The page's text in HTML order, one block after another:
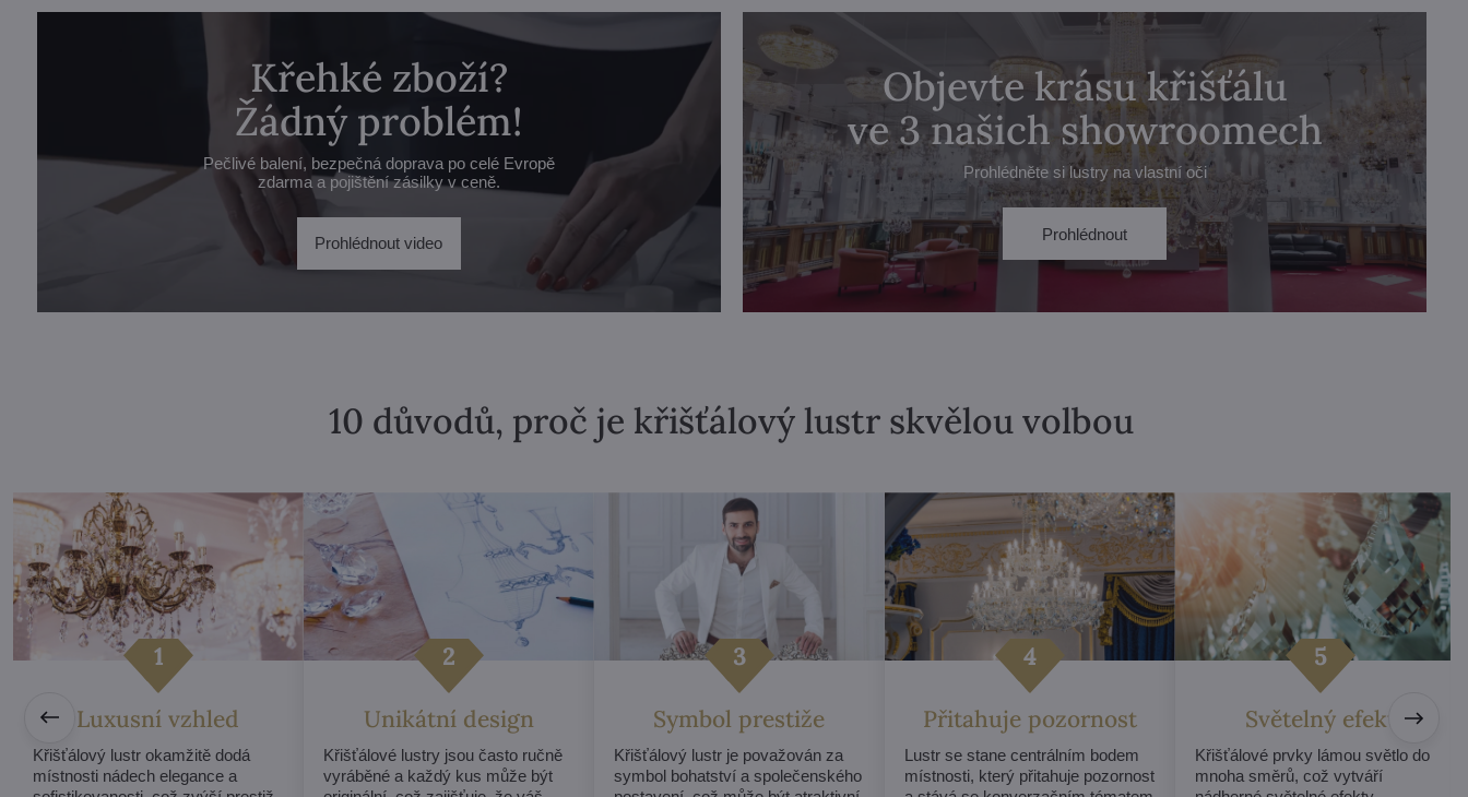
Křehké zboží?
Žádný problém!
Pečlivé balení, bezpečná doprava po celé Evropě
zdarma a pojištění zásilky v ceně.
Prohlédnout video
Objevte krásu křišťálu
ve 3 našich showroomech
Prohlédněte si lustry na vlastní oči
Prohlédnout
10 důvodů, proč je křišťálový lustr skvělou volbou
Luxusní vzhled
Křišťálový lustr okamžitě dodá
místnosti nádech elegance a
Unikátní design
Křišťálové lustry jsou často ručně
vyráběné a každý kus může být
Symbol prestiže
Křišťálový lustr je považován za
symbol bohatství a společenského
Přitahuje pozornost
Lustr se stane centrálním bodem
místnosti, který přitahuje pozornost
Světelný efekt
Křišťálové prvky lámou světlo do
mnoha směrů, což vytváří